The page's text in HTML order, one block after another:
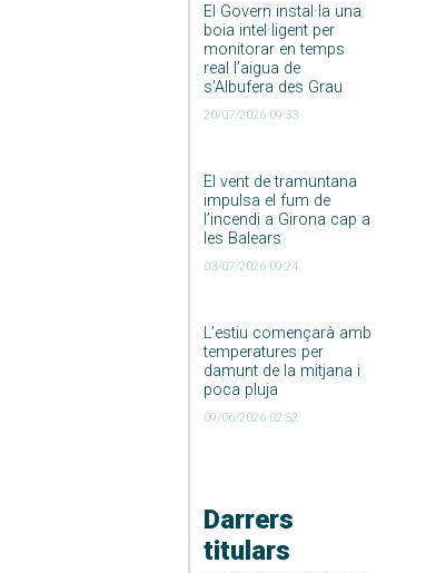
El Govern instal·la una
boia intel·ligent per
monitorar en temps
real l’aigua de
s’Albufera des Grau
20/07/2026 09:33
El vent de tramuntana
impulsa el fum de
l’incendi a Girona cap a
les Balears
03/07/2026 09:24
L’estiu començarà amb
temperatures per
damunt de la mitjana i
poca pluja
09/06/2026 02:52
Darrers
titulars